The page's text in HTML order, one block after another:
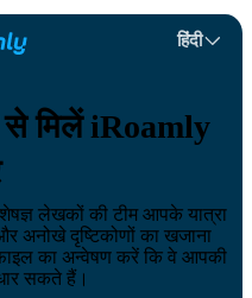
हिंदी
से मिलें iRoamly
लेखकों की टीम आपके यात्रा
अनोखे दृष्टिकोणों का खजाना
का अन्वेषण करें कि वे आपकी
सकते हैं।